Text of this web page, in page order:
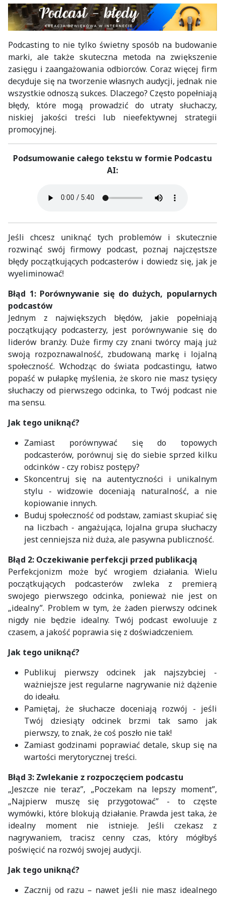
Podcasting to nie tylko świetny sposób na budowanie
marki, ale także skuteczna metoda na zwiększenie
zasięgu i zaangażowania odbiorców. Coraz więcej firm
decyduje się na tworzenie własnych audycji, jednak nie
wszystkie odnoszą sukces. Dlaczego? Często popełniają
błędy, które mogą prowadzić do utraty słuchaczy,
niskiej jakości treści lub nieefektywnej strategii
promocyjnej.
Podsumowanie całego tekstu w formie Podcastu
AI:
Jeśli chcesz uniknąć tych problemów i skutecznie
rozwinąć swój firmowy podcast, poznaj najczęstsze
błędy początkujących podcasterów i dowiedz się, jak je
wyeliminować!
Błąd 1: Porównywanie się do dużych, popularnych
podcastów
Jednym z największych błędów, jakie popełniają
początkujący podcasterzy, jest porównywanie się do
liderów branży. Duże firmy czy znani twórcy mają już
swoją rozpoznawalność, zbudowaną markę i lojalną
społeczność. Wchodząc do świata podcastingu, łatwo
popaść w pułapkę myślenia, że skoro nie masz tysięcy
słuchaczy od pierwszego odcinka, to Twój podcast nie
ma sensu.
Jak tego uniknąć?
Zamiast porównywać się do topowych
podcasterów, porównuj się do siebie sprzed kilku
odcinków - czy robisz postępy?
Skoncentruj się na autentyczności i unikalnym
stylu - widzowie doceniają naturalność, a nie
kopiowanie innych.
Buduj społeczność od podstaw, zamiast skupiać się
na liczbach - angażująca, lojalna grupa słuchaczy
jest cenniejsza niż duża, ale pasywna publiczność.
Błąd 2: Oczekiwanie perfekcji przed publikacją
Perfekcjonizm może być wrogiem działania. Wielu
początkujących podcasterów zwleka z premierą
swojego pierwszego odcinka, ponieważ nie jest on
„idealny”. Problem w tym, że żaden pierwszy odcinek
nigdy nie będzie idealny. Twój podcast ewoluuje z
czasem, a jakość poprawia się z doświadczeniem.
Jak tego uniknąć?
Publikuj pierwszy odcinek jak najszybciej -
ważniejsze jest regularne nagrywanie niż dążenie
do ideału.
Pamiętaj, że słuchacze doceniają rozwój - jeśli
Twój dziesiąty odcinek brzmi tak samo jak
pierwszy, to znak, że coś poszło nie tak!
Zamiast godzinami poprawiać detale, skup się na
wartości merytorycznej treści.
Błąd 3: Zwlekanie z rozpoczęciem podcastu
„Jeszcze nie teraz”, „Poczekam na lepszy moment”,
„Najpierw muszę się przygotować” - to częste
wymówki, które blokują działanie. Prawda jest taka, że
idealny moment nie istnieje. Jeśli czekasz z
nagrywaniem, tracisz cenny czas, który mógłbyś
poświęcić na rozwój swojej audycji.
Jak tego uniknąć?
Zacznij od razu – nawet jeśli nie masz idealnego